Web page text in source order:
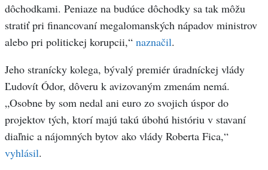
dôchodkami. Peniaze na budúce dôchodky sa tak môžu
stratiť pri financovaní megalomanských nápadov ministrov
alebo pri politickej korupcii,“ naznačil.
Jeho stranícky kolega, bývalý premiér úradníckej vlády
Ľudovít Ódor, dôveru k avizovaným zmenám nemá.
„Osobne by som nedal ani euro zo svojich úspor do
projektov tých, ktorí majú takú úbohú históriu v stavaní
diaľnic a nájomných bytov ako vlády Roberta Fica,“
vyhlásil.